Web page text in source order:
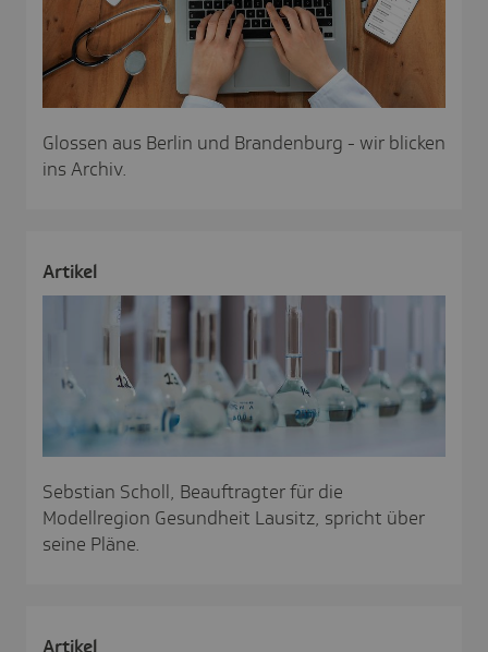
Glossen aus Berlin und Brandenburg - wir blicken
ins Archiv.
Artikel
Sebstian Scholl, Beauftragter für die
Modellregion Gesundheit Lausitz, spricht über
seine Pläne.
Artikel